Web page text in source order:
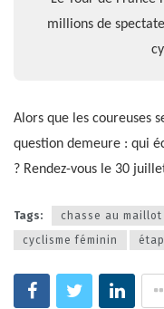
millions de
Alors que les coureuses
question demeure : qui
? Rendez-vous le 30
Tags: chasse au maillot
cyclisme féminin